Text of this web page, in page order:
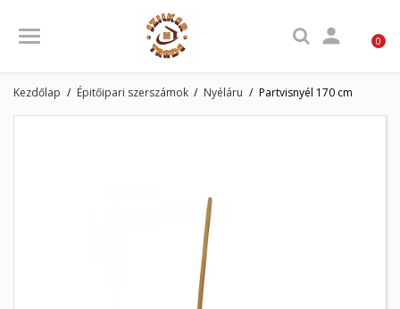
 0
Kezdőlap Épitőipari szerszámok Nyéláru Partvisnyél 170 cm